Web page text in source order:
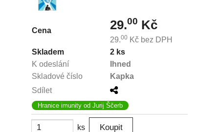
Cena 29.00 Kč
29.00 Kč bez DPH
Skladem
2 ks
K odeslání
Ihned
Skladové číslo
Kapka
Sdílet
Hranice imunity od Jurij Ščerb
ks